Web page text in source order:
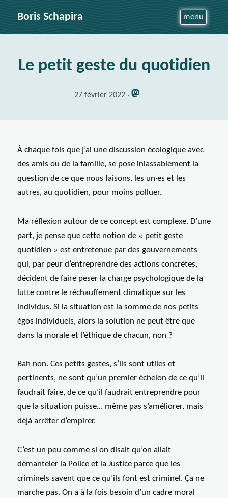
Boris Schapira menu
Le petit geste du quotidien
27 février 2022
À chaque fois que j’ai une discussion écologique avec
des amis ou de la famille, se pose inlassablement la
question de ce que nous faisons, les un·es et les
autres, au quotidien, pour moins polluer.
Ma réflexion autour de ce concept est complexe. D’une
part, je pense que cette notion de « petit geste
quotidien » est entretenue par des gouvernements
qui, par peur d’entreprendre des actions concrètes,
décident de faire peser la charge psychologique de la
lutte contre le réchauffement climatique sur les
individus. Si la situation est la somme de nos petits
égos individuels, alors la solution ne peut être que
dans la morale et l’éthique de chacun, non ?
Bah non. Ces petits gestes, s’ils sont utiles et
pertinents, ne sont qu’un premier échelon de ce qu’il
faudrait faire, de ce qu’il faudrait entreprendre pour
que la situation puisse… même pas s’améliorer, mais
déjà arrêter d’empirer.
C’est un peu comme si on disait qu’on allait
démanteler la Police et la Justice parce que les
criminels savent que ce qu’ils font est criminel. Ça ne
marche pas. On a à la fois besoin d’un cadre moral